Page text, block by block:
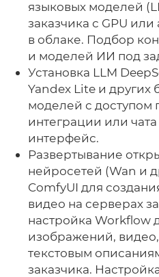
языковых моделей
заказчика с GPU
в облаке. Подбор
и моделей ИИ под
Установка LLM
Yandex Lite и других
моделей с доступом
интеграции или
интерфейс.
Развертывание
нейросетей (Wan и
ComfyUI для
видео на серверах
настройка Workflow
изображений,
текстовым
заказчика.